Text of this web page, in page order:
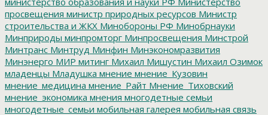
просвещения министр природных ресурсов Министр
строительства и ЖКХ Минобороны РФ Минобрнауки
Минприроды минпромторг Минпросвещения Минстрой
Минтранс Минтруд Минфин Минэкономразвития
Минэнерго МИР митинг Михаил Мишустин Михаил Озимок
младенцы Младушка мнение мнение_Кузовин
мнение_медицина мнение_Райт Мнение_Тиховский
мнение_экономика мнения многодетные семьи
многодетные_семьи мобильная галерея мобильная связь